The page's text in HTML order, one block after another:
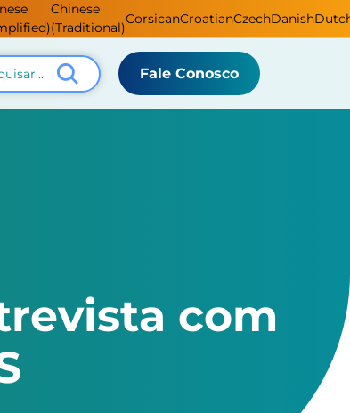
Chinese
(Traditional)
CorsicanCroatianCzechDanish
Fale Conosco
com